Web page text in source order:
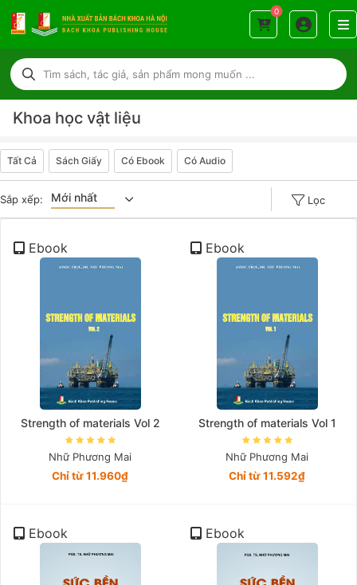
0
Khoa học vật liệu
Tất Cả Sách Giấy Có Ebook Có Audio
Sắp xếp: Mới nhất Lọc
Giá thấp đần
Ebook
Strength of materials Vol 2
Nhữ Phương Mai
Chỉ từ 11.960₫
Ebook
Strength of materials Vol 1
Nhữ Phương Mai
Chỉ từ 11.592₫
Ebook Ebook